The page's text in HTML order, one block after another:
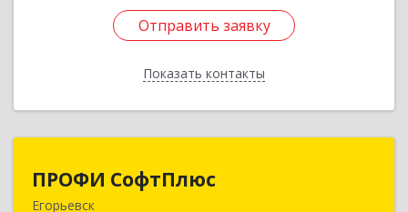
Отправить заявку
Показать контакты
Отправить заявку
Назад
ПРОФИ СофтПлюс
Егорьевск